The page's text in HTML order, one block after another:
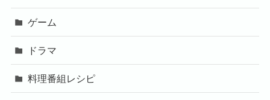
ゲーム
ドラマ
料理番組レシピ